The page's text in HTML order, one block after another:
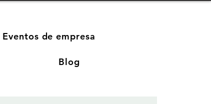
Eventos de empresa
Blog